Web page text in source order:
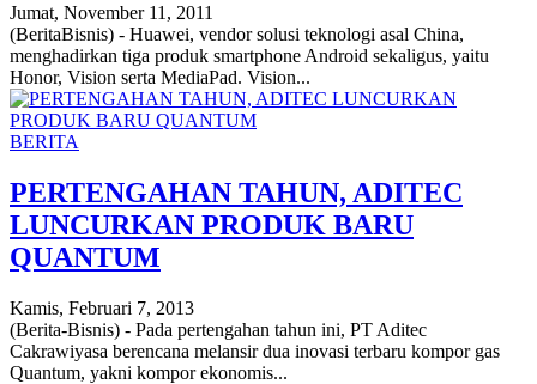
Jumat, November 11, 2011
(BeritaBisnis) - Huawei, vendor solusi teknologi asal China,
menghadirkan tiga produk smartphone Android sekaligus, yaitu
Honor, Vision serta MediaPad. Vision...
BERITA
PERTENGAHAN TAHUN, ADITEC
LUNCURKAN PRODUK BARU
QUANTUM
Kamis, Februari 7, 2013
(Berita-Bisnis) - Pada pertengahan tahun ini, PT Aditec
Cakrawiyasa berencana melansir dua inovasi terbaru kompor gas
Quantum, yakni kompor ekonomis...